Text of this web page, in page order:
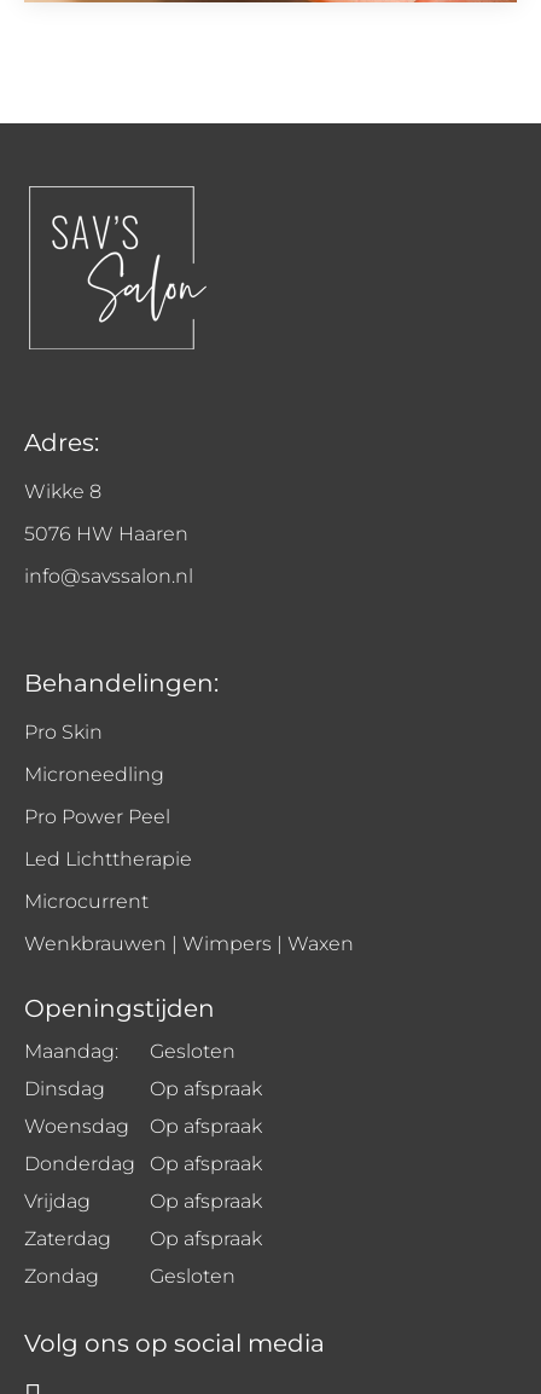
Adres:
Wikke 8
5076 HW Haaren
info@savssalon.nl
Behandelingen:
Pro Skin
Microneedling
Pro Power Peel
Led Lichttherapie
Microcurrent
Wenkbrauwen | Wimpers | Waxen
Openingstijden
Maandag:
Gesloten
Dinsdag
Op afspraak
Woensdag
Op afspraak
Donderdag
Op afspraak
Vrijdag
Op afspraak
Zaterdag
Op afspraak
Zondag
Gesloten
Volg ons op social media